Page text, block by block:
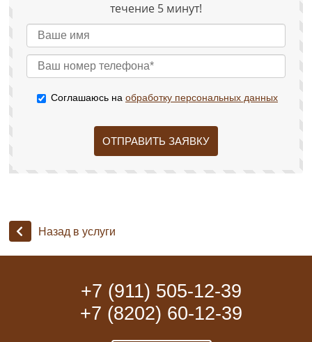
течение 5 минут!
Соглашаюсь на обработку персональных данных
ОТПРАВИТЬ ЗАЯВКУ
Назад в услуги
+7 (911) 505-12-39
+7 (8202) 60-12-39